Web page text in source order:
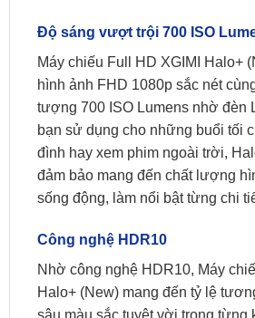
Độ sáng vượt trội 700 ISO
Máy chiếu Full HD XGIMI Halo+
hình ảnh FHD 1080p sắc nét
tượng 700 ISO Lumens nhờ đèn
bạn sử dụng cho những buổi tối
đình hay xem phim ngoài trời,
đảm bảo mang đến chất lượng
sống động, làm nổi bật từng chi
Công nghệ HDR10
Nhờ công nghệ HDR10, Máy
Halo+ (New) mang đến tỷ lệ
sâu màu sắc tuyệt vời trong từng